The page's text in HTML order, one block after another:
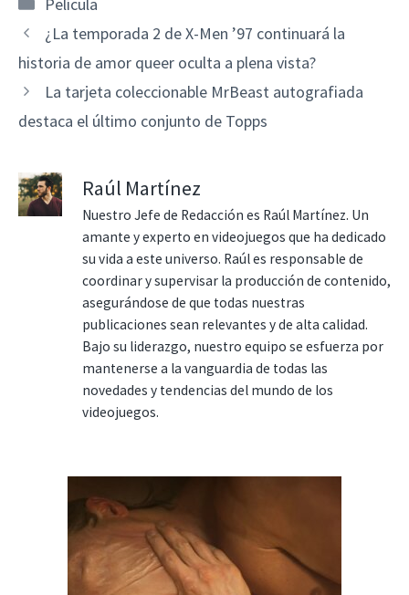
¿La temporada 2 de X-Men ’97 continuará la
historia de amor queer oculta a plena vista?
La tarjeta coleccionable MrBeast autografiada
destaca el último conjunto de Topps
Raúl Martínez
Nuestro Jefe de Redacción es Raúl Martínez. Un
amante y experto en videojuegos que ha dedicado
su vida a este universo. Raúl es responsable de
coordinar y supervisar la producción de contenido,
asegurándose de que todas nuestras
publicaciones sean relevantes y de alta calidad.
Bajo su liderazgo, nuestro equipo se esfuerza por
mantenerse a la vanguardia de todas las
novedades y tendencias del mundo de los
videojuegos.